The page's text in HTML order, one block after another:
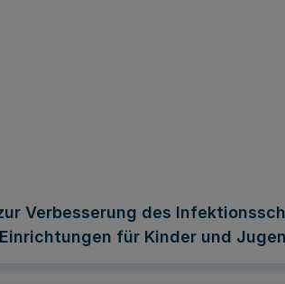
Verbesserung des
für Kinder und